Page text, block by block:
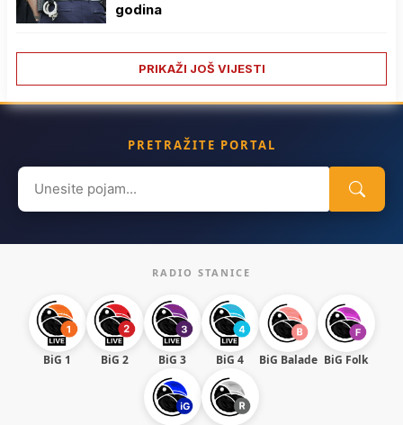
godina
PRIKAŽI JOŠ VIJESTI
PRETRAŽITE PORTAL
Search
for:
RADIO STANICE
BiG 1 BiG 2 BiG 3 BiG 4 BiG Balade BiG Folk